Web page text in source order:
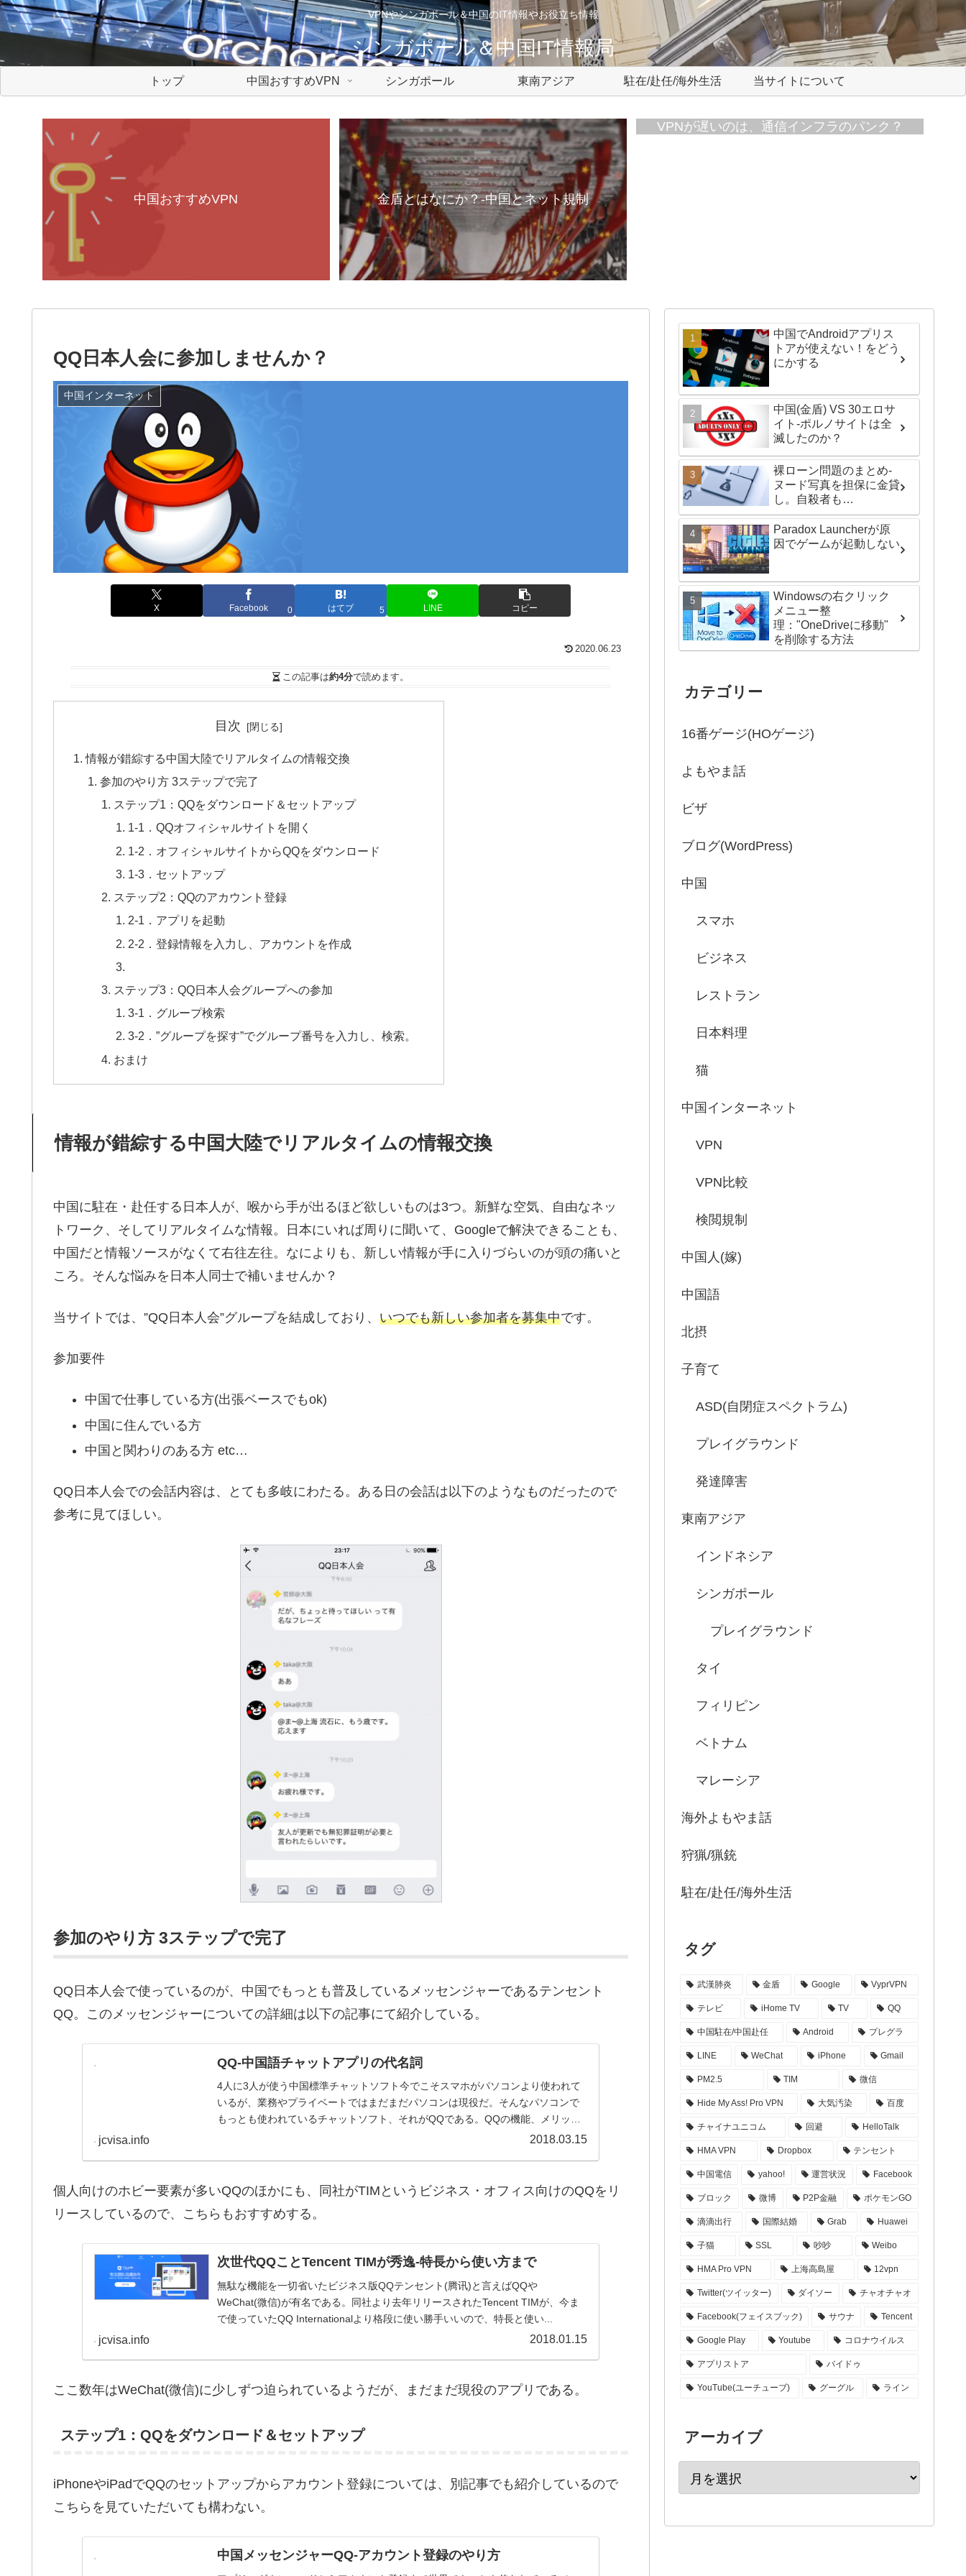
VPNやシンガポール＆中国のIT情報やお役立ち情報
シンガポール＆中国IT情報局
トップ 中国おすすめVPN シンガポール 東南アジア 駐在/赴任/海外生活 当サイトについて
中国おすすめVPN 金盾とはなにか？-中国とネット規制
VPNが遅いのは、通信インフラのパンク？
QQ日本人会に参加しませんか？
中国インターネット
X Facebook 0 はてブ 5 LINE コピー
2020.06.23
この記事は約4分で読めます。
目次
情報が錯綜する中国大陸でリアルタイムの情報交換
参加のやり方 3ステップで完了
ステップ1：QQをダウンロード＆セットアップ
1-1．QQオフィシャルサイトを開く
1-2．オフィシャルサイトからQQをダウンロード
1-3．セットアップ
ステップ2：QQのアカウント登録
2-1．アプリを起動
2-2．登録情報を入力し、アカウントを作成
ステップ3：QQ日本人会グループへの参加
3-1．グループ検索
3-2．”グループを探す”でグループ番号を入力し、検索。
おまけ
情報が錯綜する中国大陸でリアルタイムの情報交換
中国に駐在・赴任する日本人が、喉から手が出るほど欲しいものは3つ。新鮮な空気、自由なネッ
トワーク、そしてリアルタイムな情報。日本にいれば周りに聞いて、Googleで解決できることも、
中国だと情報ソースがなくて右往左往。なによりも、新しい情報が手に入りづらいのが頭の痛いと
ころ。そんな悩みを日本人同士で補いませんか？
当サイトでは、”QQ日本人会”グループを結成しており、 いつでも新しい参加者を募集中です。
参加要件
中国で仕事している方(出張ベースでもok)
中国に住んでいる方
中国と関わりのある方 etc…
QQ日本人会での会話内容は、とても多岐にわたる。ある日の会話は以下のようなものだったので
参考に見てほしい。
参加のやり方 3ステップで完了
QQ日本人会で使っているのが、中国でもっとも普及しているメッセンジャーであるテンセント
QQ。このメッセンジャーについての詳細は以下の記事にて紹介している。
QQ-中国語チャットアプリの代名詞
4人に3人が使う中国標準チャットソフト今でこそスマホがパソコンより使われて
いるが、業務やプライベートではまだまだパソコンは現役だ。そんなパソコンで
もっとも使われているチャットソフト、それがQQである。QQの機能、メリット
jcvisa.info 2018.03.15
個人向けのホビー要素が多いQQのほかにも、同社がTIMというビジネス・オフィス向けのQQをリ
リースしているので、こちらもおすすめする。
次世代QQことTencent TIMが秀逸-特長から使い方まで
無駄な機能を一切省いたビジネス版QQテンセント(腾讯)と言えばQQや
WeChat(微信)が有名である。同社より去年リリースされたTencent TIMが、今ま
で使っていたQQ Internationalより格段に使い勝手いいので、特長と使い...
jcvisa.info 2018.01.15
ここ数年はWeChat(微信)に少しずつ迫られているようだが、まだまだ現役のアプリである。
ステップ1：QQをダウンロード＆セットアップ
iPhoneやiPadでQQのセットアップからアカウント登録については、別記事でも紹介しているので
こちらを見ていただいても構わない。
中国メッセンジャーQQ-アカウント登録のやり方
中国でAndroidアプリス
トアが使えない！をどう
にかする
中国(金盾) VS 30エロサ
イト-ポルノサイトは全
滅したのか？
裸ローン問題のまとめ-
ヌード写真を担保に金貸
し。自殺者も…
Paradox Launcherが原
因でゲームが起動しない
Windowsの右クリック
メニュー整
理："OneDriveに移動"
を削除する方法
カテゴリー
16番ゲージ(HOゲージ)
よもやま話
ビザ
ブログ(WordPress)
中国
スマホ
ビジネス
レストラン
日本料理
猫
中国インターネット
VPN
VPN比較
検閲規制
中国人(嫁)
中国語
北摂
子育て
ASD(自閉症スペクトラム)
プレイグラウンド
発達障害
東南アジア
インドネシア
シンガポール
プレイグラウンド
タイ
フィリピン
ベトナム
マレーシア
海外よもやま話
狩猟/猟銃
駐在/赴任/海外生活
タグ
武漢肺炎 金盾 Google VyprVPN
テレビ iHome TV TV QQ
中国駐在/中国赴任 Android プレグラ
LINE WeChat iPhone Gmail
PM2.5 TIM 微信
Hide My Ass! Pro VPN 大気汚染 百度
チャイナユニコム 回避 HelloTalk
HMA VPN Dropbox テンセント
中国電信 yahoo! 運営状況 Facebook
ブロック 微博 P2P金融 ポケモンGO
滴滴出行 国際結婚 Grab Huawei
子猫 SSL 吵吵 Weibo
HMA Pro VPN 上海高島屋 12vpn
Twitter(ツイッター) ダイソー チャオチャオ
Facebook(フェイスブック) サウナ Tencent
Google Play Youtube コロナウイルス
アプリストア バイドゥ
YouTube(ユーチューブ) グーグル ライン
アーカイブ